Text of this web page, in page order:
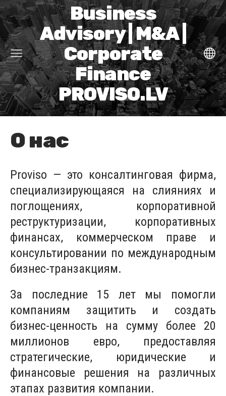
Business
Advisory | M&A |
Corporate
Finance
PROVISO.LV
О нас
Proviso — это консалтинговая фирма,
специализирующаяся на слияниях и
поглощениях, корпоративной
реструктуризации, корпоративных
финансах, коммерческом праве и
консультировании по международным
бизнес-транзакциям.
За последние 15 лет мы помогли
компаниям защитить и создать
бизнес-ценность на сумму более 20
миллионов евро, предоставляя
стратегические, юридические и
финансовые решения на различных
этапах развития компании.